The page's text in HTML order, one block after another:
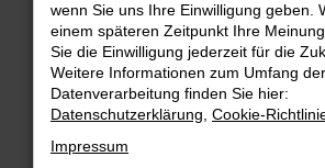
Beim Laden ist ein Fehler
Hier sind ein paar Tipps, die dir
Überprüfe deine Firewall und
Internetverbindung.
Laden andere Webseiten, zum
Suchmaschine?
wenn Sie uns Ihre Einwilligung geben.
einem späteren Zeitpunkt Ihre
Sie die Einwilligung jederzeit für die
Weitere Informationen zum Umfang der
Datenverarbeitung finden Sie hier:
Datenschutzerklärung Cookie-
Impressum